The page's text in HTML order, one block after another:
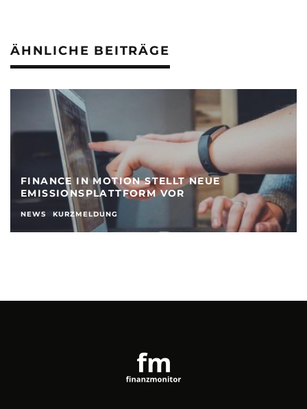
ÄHNLICHE BEITRÄGE
FINANCE IN MOTION STELLT NEUE
EMISSIONSPLATTFORM VOR
NEWS KURZMELDUNG